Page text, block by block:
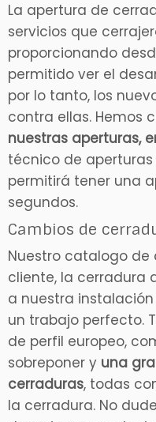
La apertura de
servicios que
proporcionando
permitido ver el
por lo tanto, los
contra ellas. Hemos
nuestras aperturas,
técnico de aperturas
permitirá tener una
segundos.
Cambios de
Nuestro catalogo de
cliente, la cerradura
a nuestra
un trabajo perfecto.
de perfil europeo,
sobreponer y una
cerraduras, todas
la cerradura. No